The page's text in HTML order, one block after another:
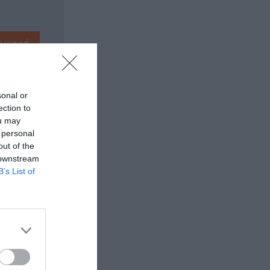
or
to
may
of the
List of